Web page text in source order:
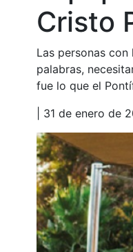
Cristo
Las personas
palabras,
fue lo que el
| 31 de enero de